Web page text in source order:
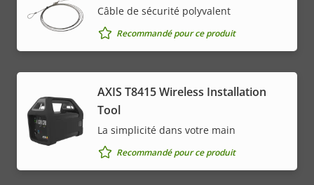
Câble de sécurité polyvalent
Recommandé pour ce produit
AXIS T8415 Wireless Installation
Tool
La simplicité dans votre main
Recommandé pour ce produit